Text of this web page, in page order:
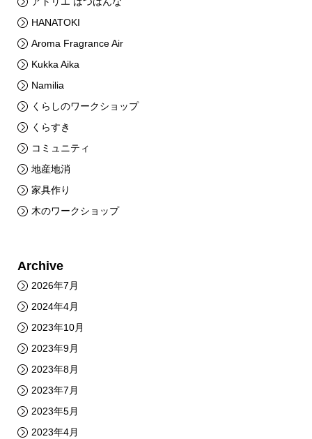
HANATOKI
Aroma Fragrance Air
Kukka Aika
Namilia
くらしのワークショップ
くらすき
コミュニティ
地産地消
家具作り
木のワークショップ
Archive
2026年7月
2024年4月
2023年10月
2023年9月
2023年8月
2023年7月
2023年5月
2023年4月